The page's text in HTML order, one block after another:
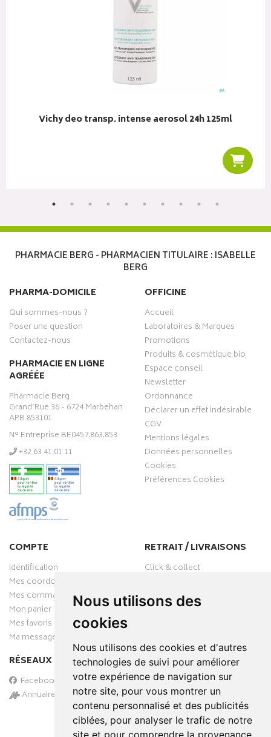
Nous utilisons des
cookies
Nous utilisons des cookies et d'autres
technologies de suivi pour améliorer
votre expérience de navigation sur
notre site, pour vous montrer un
contenu personnalisé et des publicités
ciblées, pour analyser le trafic de notre
site et pour comprendre la provenance
Vichy deo transp. intense aerosol 24h 125ml
PHARMACIE BERG - PHARMACIEN TITULAIRE : ISABELLE
BERG
PHARMA-DOMICILE
Qui sommes-nous ?
Poser une question
Contactez-nous
PHARMACIE EN LIGNE
AGRÉÉE
Pharmacie Berg
Grand’Rue 36 - 6724 Marbehan
APB 853101
N° Entreprise BE0457.863.853
‭+32 63 41 01 11‬
OFFICINE
Accueil
Laboratoires & Marques
Promotions
Produits & cosmétique bio
Espace conseil
Newsletter
Ordonnance
Déclarer un effet indésirable
CGV
Mentions légales
Données personnelles
Cookies
Préférences Cookies
COMPTE
Identification
Mes coordonnées
Mes commandes
Mon panier
Mes favoris
Ma messagerie
RÉSEAUX SOCIAUX
Facebook
Annuaire des pharmacies
RETRAIT / LIVRAISONS
Click & collect
PAIEMENT SÉCURISÉ